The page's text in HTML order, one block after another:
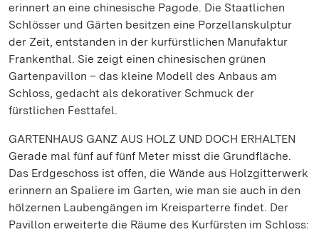
erinnert an eine chinesische Pagode. Die Staatlichen
Schlösser und Gärten besitzen eine Porzellanskulptur
der Zeit, entstanden in der kurfürstlichen Manufaktur
Frankenthal. Sie zeigt einen chinesischen grünen
Gartenpavillon – das kleine Modell des Anbaus am
Schloss, gedacht als dekorativer Schmuck der
fürstlichen Festtafel.
GARTENHAUS GANZ AUS HOLZ UND DOCH ERHALTEN
Gerade mal fünf auf fünf Meter misst die Grundfläche.
Das Erdgeschoss ist offen, die Wände aus Holzgitterwerk
erinnern an Spaliere im Garten, wie man sie auch in den
hölzernen Laubengängen im Kreisparterre findet. Der
Pavillon erweiterte die Räume des Kurfürsten im Schloss: